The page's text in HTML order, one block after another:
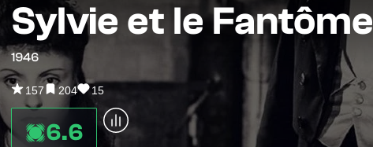
Sylvie et le Fantôme
1946
157 204 15
6.6